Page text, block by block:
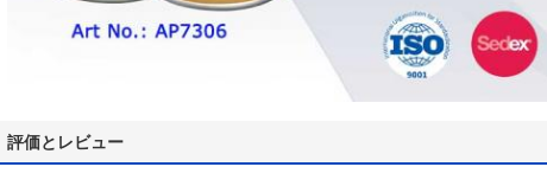
評価とレビュー